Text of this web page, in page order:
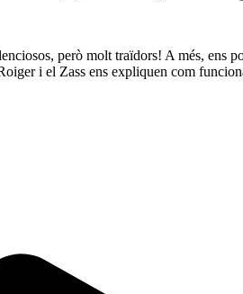
però molt traïdors! A més, ens
i el Zass ens expliquen com